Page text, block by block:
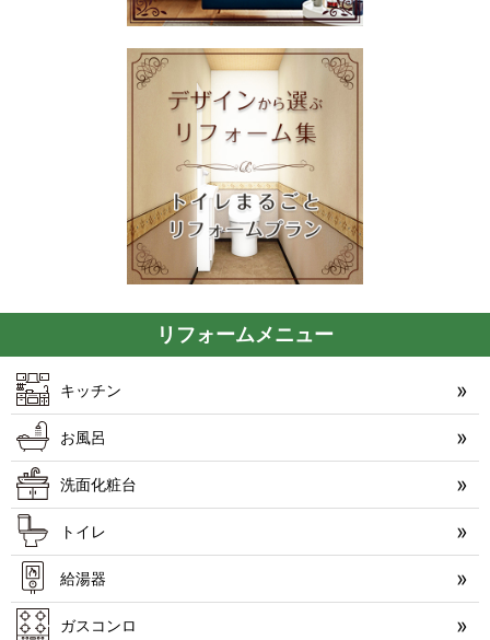
リフォームメニュー
キッチン
お風呂
洗面化粧台
トイレ
給湯器
ガスコンロ